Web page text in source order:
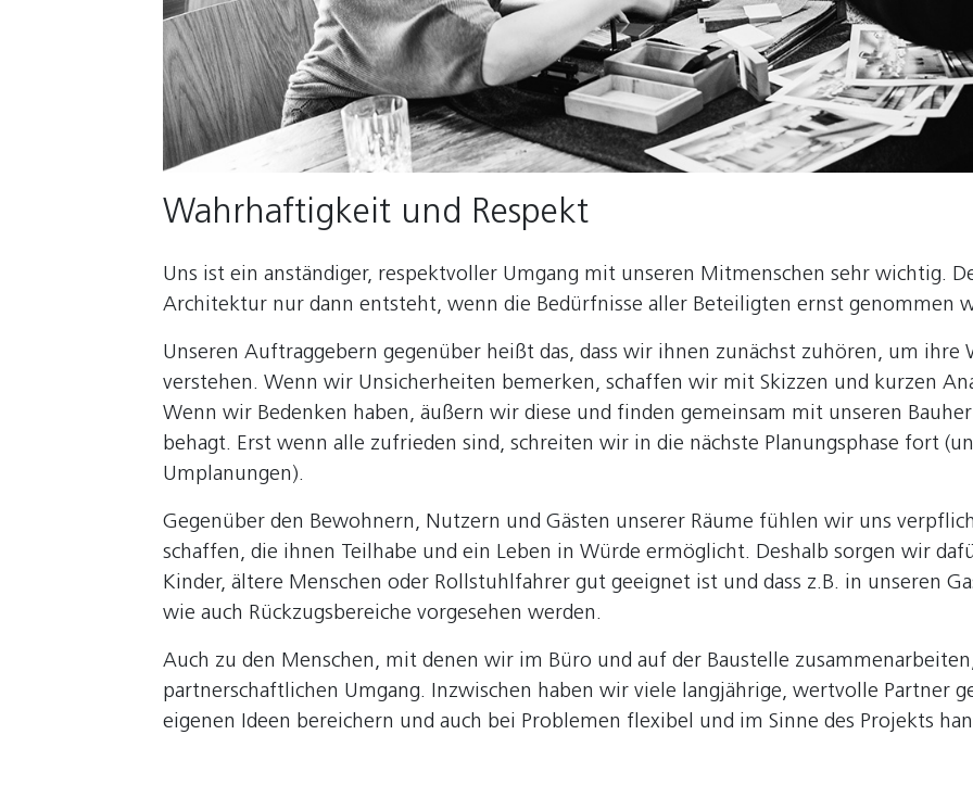
Wahrhaftigkeit und Respekt
Uns ist ein anständiger, respektvoller Umgang mit unseren Mitmenschen sehr wichtig.
Architektur nur dann entsteht, wenn die Bedürfnisse aller Beteiligten ernst genommen
Unseren Auftraggebern gegenüber heißt das, dass wir ihnen zunächst zuhören, um ihre
verstehen. Wenn wir Unsicherheiten bemerken, schaffen wir mit Skizzen und kurzen
Wenn wir Bedenken haben, äußern wir diese und finden gemeinsam mit unseren
behagt. Erst wenn alle zufrieden sind, schreiten wir in die nächste Planungsphase fort
Umplanungen).
Gegenüber den Bewohnern, Nutzern und Gästen unserer Räume fühlen wir uns
schaffen, die ihnen Teilhabe und ein Leben in Würde ermöglicht. Deshalb sorgen wir
Kinder, ältere Menschen oder Rollstuhlfahrer gut geeignet ist und dass z.B. in unseren
wie auch Rückzugsbereiche vorgesehen werden.
Auch zu den Menschen, mit denen wir im Büro und auf der Baustelle
partnerschaftlichen Umgang. Inzwischen haben wir viele langjährige, wertvolle Partner
eigenen Ideen bereichern und auch bei Problemen flexibel und im Sinne des Projekts